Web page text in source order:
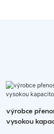
výrobce
vysokou